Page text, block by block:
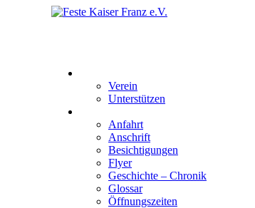
Verein
Unterstützen
Anfahrt
Anschrift
Besichtigungen
Flyer
Geschichte – Chronik
Glossar
Öffnungszeiten